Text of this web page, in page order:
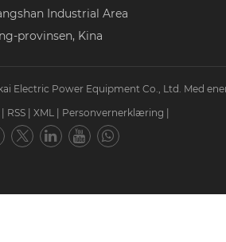
Industrial Area
provinsen, Kina
Electric Power Equipment Co., Ltd. Med
RSS XML Personvernerklæring